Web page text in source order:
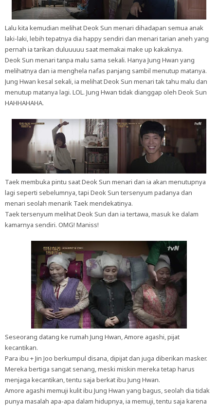
Lalu kita kemudian melihat Deok Sun menari dihadapan semua anak
laki-laki, lebih tepatnya dia happy sendiri dan menari tarian aneh yang
pernah ia tarikan duluuuuu saat memakai make up kakaknya.
Deok Sun menari tanpa malu sama sekali. Hanya Jung Hwan yang
melihatnya dan ia menghela nafas panjang sambil menutup matanya.
Jung Hwan kesal sekali, ia melihat Deok Sun menari tak tahu malu dan
menutup matanya lagi. LOL. Jung Hwan tidak dianggap oleh Deok Sun
HAHHAHAHA.
Taek membuka pintu saat Deok Sun menari dan ia akan menutupnya
lagi seperti sebelumnya, tapi Deok Sun tersenyum padanya dan
menari seolah menarik Taek mendekatinya.
Taek tersenyum melihat Deok Sun dan ia tertawa, masuk ke dalam
kamarnya sendiri. OMG! Maniss!
Seseorang datang ke rumah Jung Hwan, Amore agashi, pijat
kecantikan.
Para ibu + Jin Joo berkumpul disana, dipijat dan juga diberikan masker.
Mereka bertiga sangat senang, meski miskin mereka tetap harus
menjaga kecantikan, tentu saja berkat ibu Jung Hwan.
Amore agashi memuji kulit ibu Jung Hwan yang bagus, seolah dia tidak
punya masalah apa-apa dalam hidupnya, ia memuji, tentu saja karena